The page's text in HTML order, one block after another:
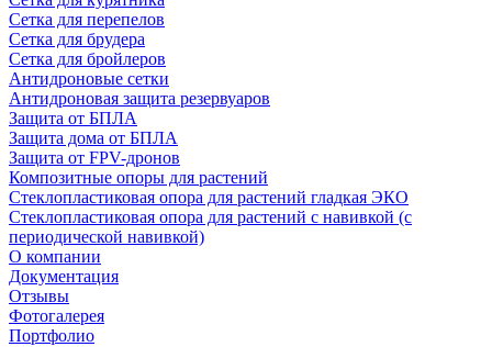
Сетка для перепелов
Сетка для брудера
Сетка для бройлеров
Антидроновые сетки
Антидроновая защита резервуаров
Защита от БПЛА
Защита дома от БПЛА
Защита от FPV-дронов
Композитные опоры для растений
Стеклопластиковая опора для растений гладкая ЭКО
Стеклопластиковая опора для растений с навивкой (с
периодической навивкой)
О компании
Документация
Отзывы
Фотогалерея
Портфолио